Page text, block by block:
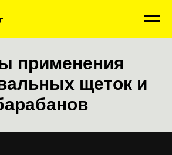
применения
щеток и